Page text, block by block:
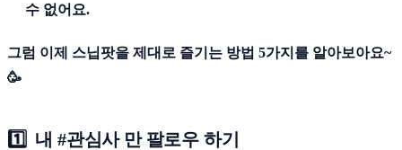
수 없어요.
그럼 이제 스닙팟을 제대로 즐기는 방법 5가지를 알아보아요~
🥳
1️⃣ 내 #관심사 만 팔로우 하기